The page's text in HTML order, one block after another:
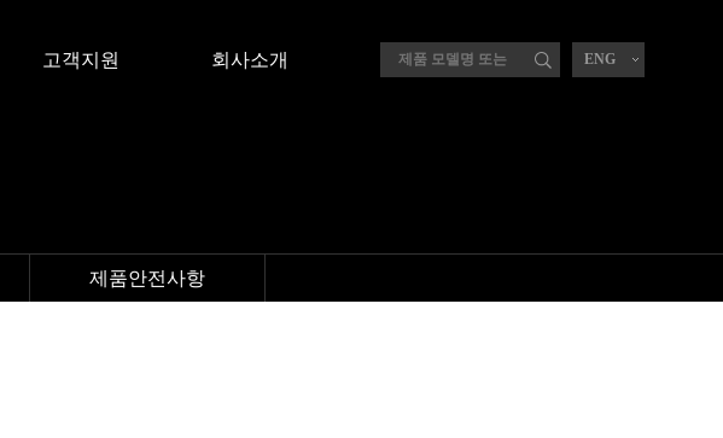
고객지원 회사소개 ENG
제품안전사항